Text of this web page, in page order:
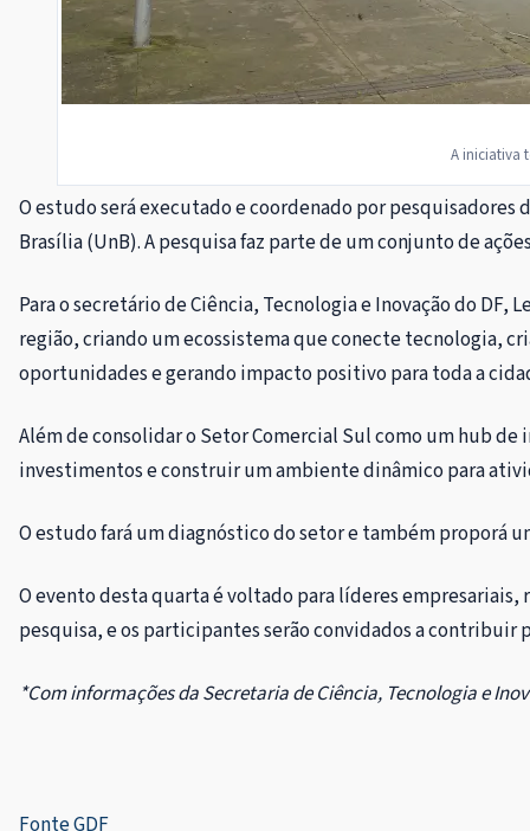
A iniciativa
O estudo será executado e coordenado por pesquisadores
Brasília (UnB). A pesquisa faz parte de um conjunto de
Para o secretário de Ciência, Tecnologia e Inovação do
região, criando um ecossistema que conecte tecnologia,
oportunidades e gerando impacto positivo para toda a
Além de consolidar o Setor Comercial Sul como um hub
investimentos e construir um ambiente dinâmico para
O estudo fará um diagnóstico do setor e também proporá
O evento desta quarta é voltado para líderes
pesquisa, e os participantes serão convidados a contribuir
*Com informações da Secretaria de Ciência, Tecnologia e
Fonte GDF